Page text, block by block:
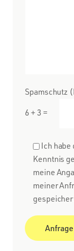
Spamschutz
6 + 3 =
Ich habe
Kenntnis
meine
meiner